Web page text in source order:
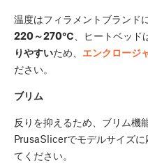
温度はフィラメントブランド
220～270℃ 、ヒートベッド
りやすいため、 エンクロージ
ださい。
ブリム
反りを抑えるため、ブリム機
PrusaSlicerでモデルサイズ
てください。